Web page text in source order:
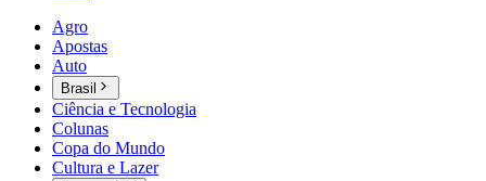
Agro
Apostas
Auto
Brasil
Ciência e Tecnologia
Colunas
Copa do Mundo
Cultura e Lazer